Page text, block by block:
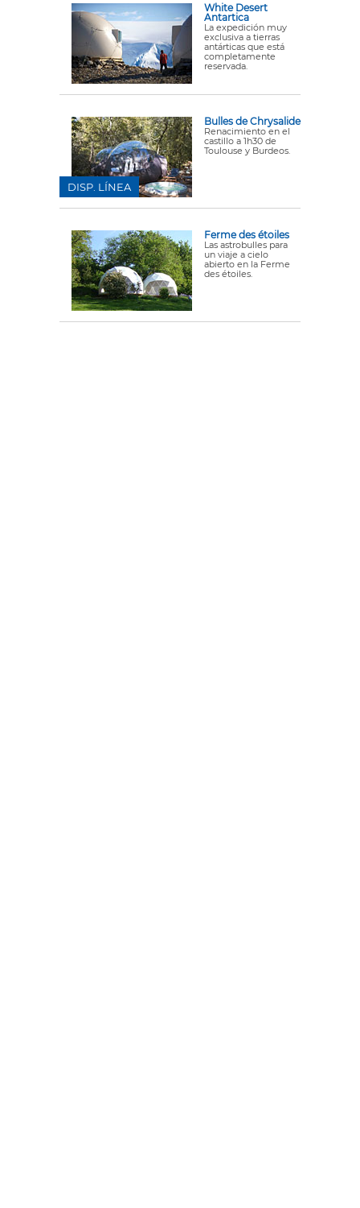
White Desert
Antartica
La expedición muy
exclusiva a tierras
antárticas que está
completamente
reservada.
Bulles de Chrysalide
Renacimiento en el
castillo a 1h30 de
Toulouse y Burdeos.
DISP. LÍNEA
Ferme des étoiles
Las astrobulles para
un viaje a cielo
abierto en la Ferme
des étoiles.